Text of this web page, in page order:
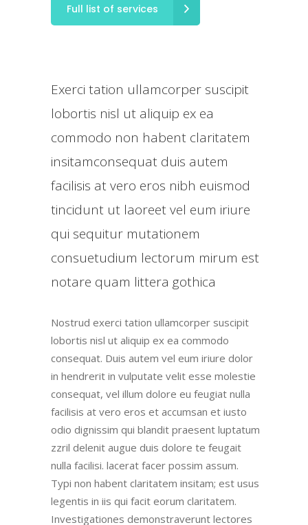
Full list of services
Exerci tation ullamcorper suscipit
lobortis nisl ut aliquip ex ea
commodo non habent claritatem
insitamconsequat duis autem
facilisis at vero eros nibh euismod
tincidunt ut laoreet vel eum iriure
qui sequitur mutationem
consuetudium lectorum mirum est
notare quam littera gothica
Nostrud exerci tation ullamcorper suscipit
lobortis nisl ut aliquip ex ea commodo
consequat. Duis autem vel eum iriure dolor
in hendrerit in vulputate velit esse molestie
consequat, vel illum dolore eu feugiat nulla
facilisis at vero eros et accumsan et iusto
odio dignissim qui blandit praesent luptatum
zzril delenit augue duis dolore te feugait
nulla facilisi. lacerat facer possim assum.
Typi non habent claritatem insitam; est usus
legentis in iis qui facit eorum claritatem.
Investigationes demonstraverunt lectores